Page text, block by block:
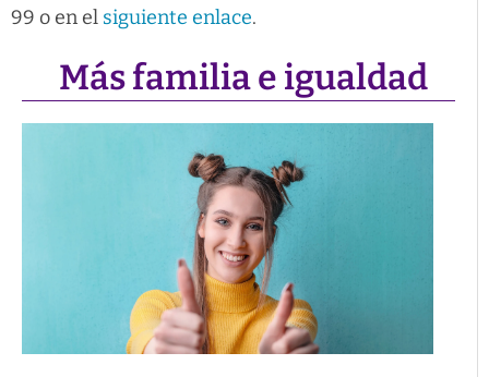
99 o en el siguiente enlace.
Más familia e igualdad